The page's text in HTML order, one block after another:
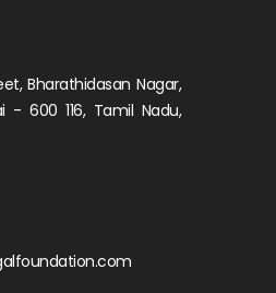
Bharathidasan Nagar,
- 600 116, Tamil Nadu,